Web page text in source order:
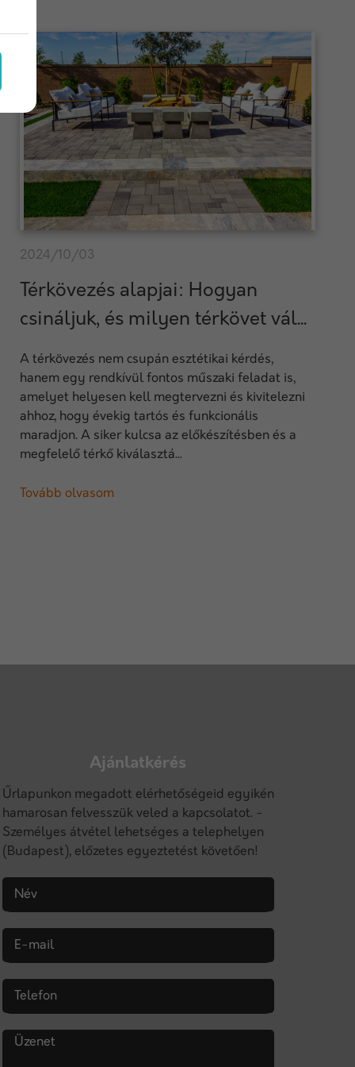
2024/10/03
Térkövezés alapjai: Hogyan
csináljuk, és milyen térkövet vál...
A térkövezés nem csupán esztétikai kérdés,
hanem egy rendkívül fontos műszaki feladat is,
amelyet helyesen kell megtervezni és kivitelezni
ahhoz, hogy évekig tartós és funkcionális
maradjon. A siker kulcsa az előkészítésben és a
megfelelő térkő kiválasztá...
Tovább olvasom
Ajánlatkérés
Űrlapunkon megadott elérhetőségeid egyikén
hamarosan felvesszük veled a kapcsolatot. -
Személyes átvétel lehetséges a telephelyen
(Budapest), előzetes egyeztetést követően!
Név
E-mail
Telefon
Üzenet